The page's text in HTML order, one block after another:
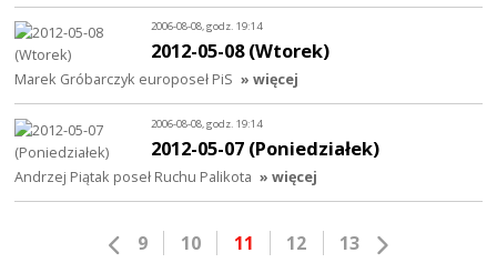
2006-08-08, godz. 19:14
2012-05-08 (Wtorek)
Marek Gróbarczyk europoseł PiS » więcej
2006-08-08, godz. 19:14
2012-05-07 (Poniedziałek)
Andrzej Piątak poseł Ruchu Palikota » więcej
9 10 11 12 13